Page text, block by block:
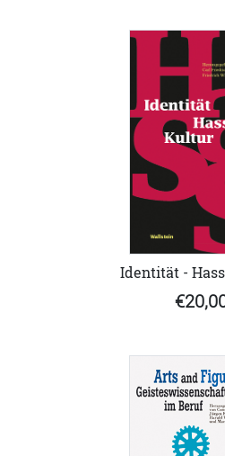
Identität -